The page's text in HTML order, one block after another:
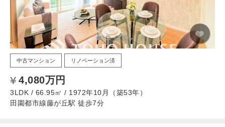
中古マンション リノベーション済
4,080万円
3LDK / 66.95㎡ / 1972年10月（築53年）
田園都市線藤が丘駅 徒歩7分